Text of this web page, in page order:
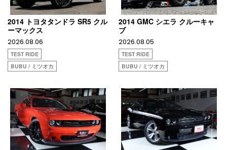
2014 トヨタタンドラ SR5 クル
ーマックス
2026.08.06
TEST RIDE
BUBU / ミツオカ
2014 GMC シエラ クルーキャ
ブ
2026.08.05
TEST RIDE
BUBU / ミツオカ